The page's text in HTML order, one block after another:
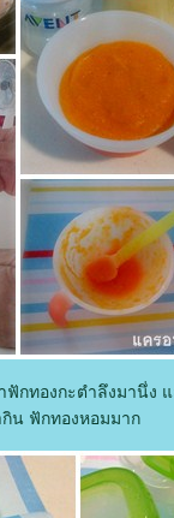
ฟักทองกะตำลึงมานึ่
น ฟักทองหอมมาก